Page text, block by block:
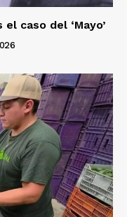
caso del ‘Mayo’